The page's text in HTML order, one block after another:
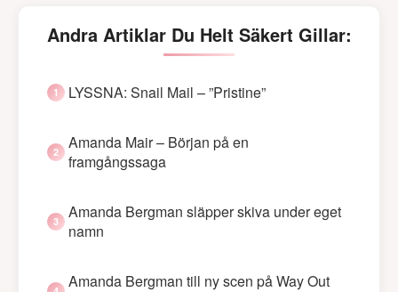
Andra Artiklar Du Helt Säkert Gillar:
LYSSNA: Snail Mail – ”Pristine”
Amanda Mair – Början på en
framgångssaga
Amanda Bergman släpper skiva under eget
namn
Amanda Bergman till ny scen på Way Out